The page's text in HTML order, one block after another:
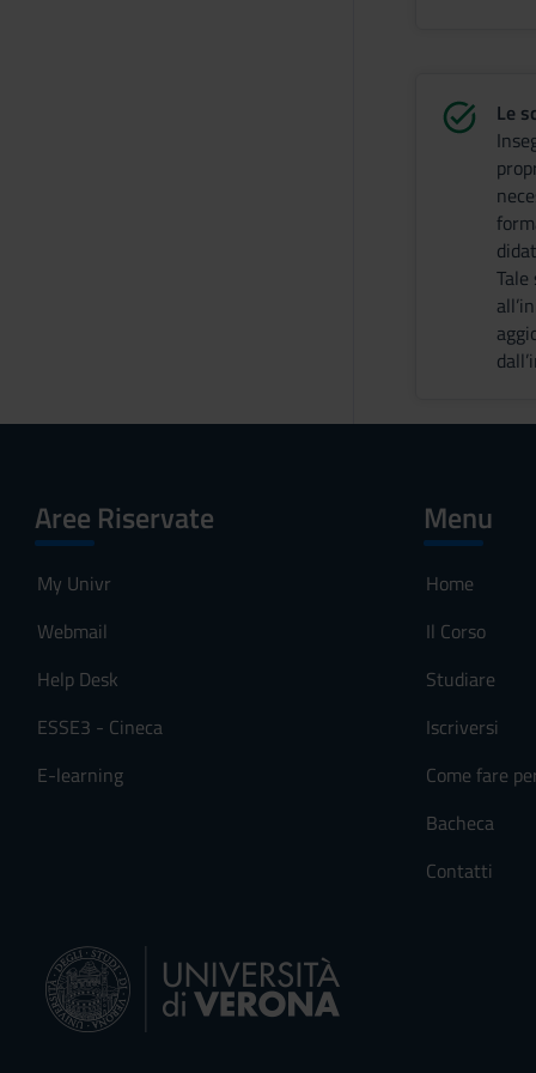
Le
Tale
Aree Riservate
My Univr
Webmail
Help Desk
ESSE3 - Cineca
E-learning
Menu
Home
Il Corso
Studiare
Iscriversi
Come fare
Bacheca
Contatti